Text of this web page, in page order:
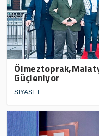
Güçleniyor
SİYASET